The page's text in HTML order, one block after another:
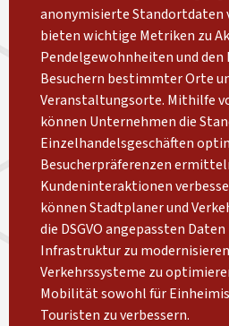
anonymisierte Standortdaten
bieten wichtige Metriken zu
Pendelgewohnheiten und den
Besuchern bestimmter Orte
Veranstaltungsorte. Mithilfe
können Unternehmen die
Einzelhandelsgeschäften
Besucherpräferenzen
Kundeninteraktionen
können Stadtplaner und
die DSGVO angepassten
Infrastruktur zu
Verkehrssysteme zu
Mobilität sowohl für
Touristen zu verbessern.